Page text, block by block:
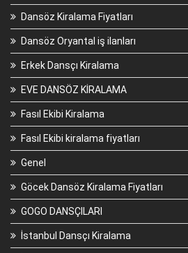
Dansöz Kiralama Fiyatları
Dansöz Oryantal iş ilanları
Erkek Dansçı Kiralama
EVE DANSÖZ KİRALAMA
Fasıl Ekibi Kiralama
Fasıl Ekibi kiralama fiyatları
Genel
Göcek Dansöz Kiralama Fiyatları
GOGO DANSÇILARI
İstanbul Dansçı Kiralama